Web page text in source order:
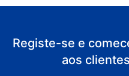
Registe-se e
aos